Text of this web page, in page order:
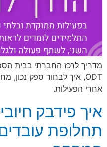
מדריך לרכז החברתי בבית
אחרי הפעילות.
איך פידבק
תחלופת